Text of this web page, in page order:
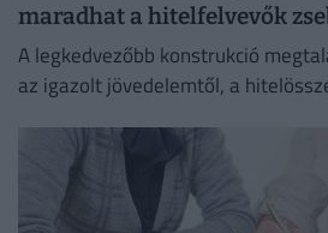
maradhat a hitelfelvevők
A legkedvezőbb konstrukció
az igazolt jövedelemtől, a